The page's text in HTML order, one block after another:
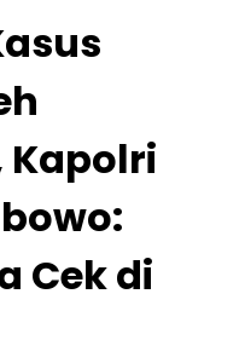
Kapolri
Cek di